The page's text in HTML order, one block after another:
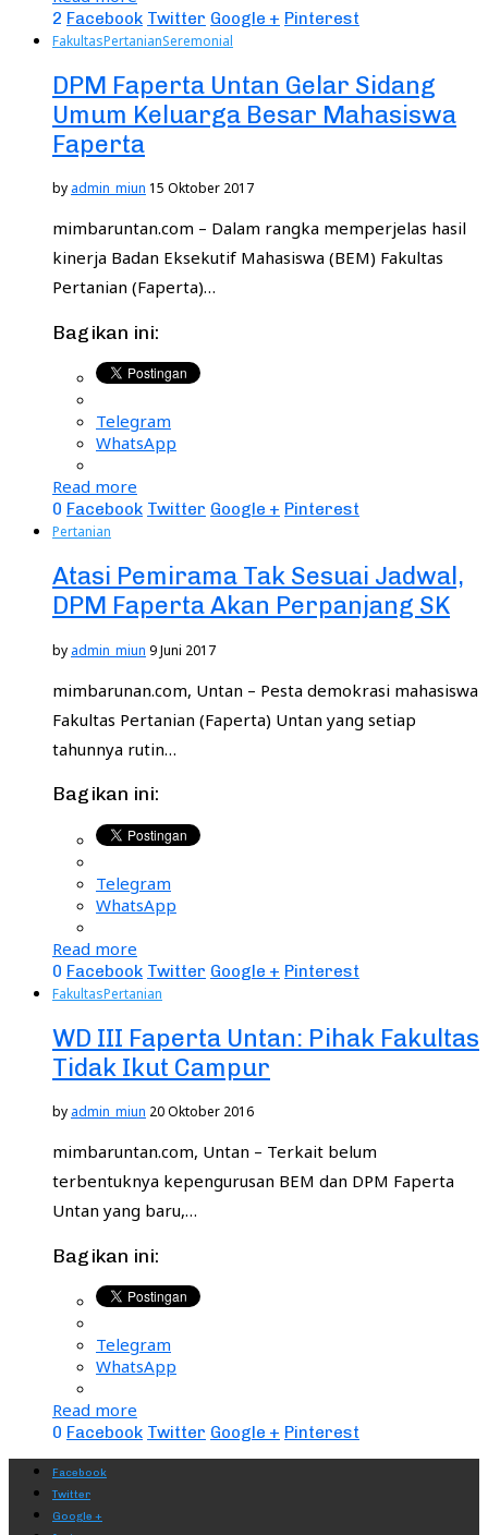
2 Facebook Twitter Google + Pinterest
FakultasPertanianSeremonial
DPM Faperta Untan Gelar Sidang
Umum Keluarga Besar Mahasiswa
Faperta
by admin_miun 15 Oktober 2017
mimbaruntan.com – Dalam rangka memperjelas hasil
kinerja Badan Eksekutif Mahasiswa (BEM) Fakultas
Pertanian (Faperta)…
Bagikan ini:
Telegram
WhatsApp
Read more
0 Facebook Twitter Google + Pinterest
Pertanian
Atasi Pemirama Tak Sesuai Jadwal,
DPM Faperta Akan Perpanjang SK
by admin_miun 9 Juni 2017
mimbarunan.com, Untan – Pesta demokrasi mahasiswa
Fakultas Pertanian (Faperta) Untan yang setiap
tahunnya rutin…
Bagikan ini:
Telegram
WhatsApp
Read more
0 Facebook Twitter Google + Pinterest
FakultasPertanian
WD III Faperta Untan: Pihak Fakultas
Tidak Ikut Campur
by admin_miun 20 Oktober 2016
mimbaruntan.com, Untan – Terkait belum
terbentuknya kepengurusan BEM dan DPM Faperta
Untan yang baru,…
Bagikan ini:
Telegram
WhatsApp
Read more
0 Facebook Twitter Google + Pinterest
Facebook
Twitter
Google +